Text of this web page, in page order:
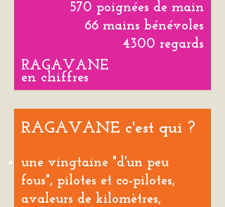
570 poignées de main
66 mains bénévoles
4300 regards
RAGAVANE
en chiffres
RAGAVANE c'est qui ?
une vingtaine "d'un peu
fous", pilotes et co-pilotes,
avaleurs de kilomètres,